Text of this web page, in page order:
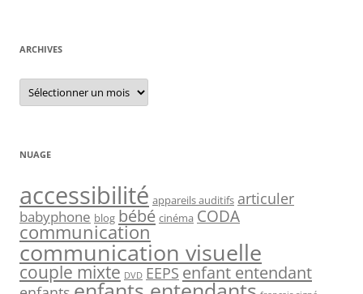
ARCHIVES
Archives
NUAGE
accessibilité appareils auditifs articuler
babyphone blog bébé cinéma CODA
communication
communication visuelle
couple mixte DVD EEPS enfant entendant